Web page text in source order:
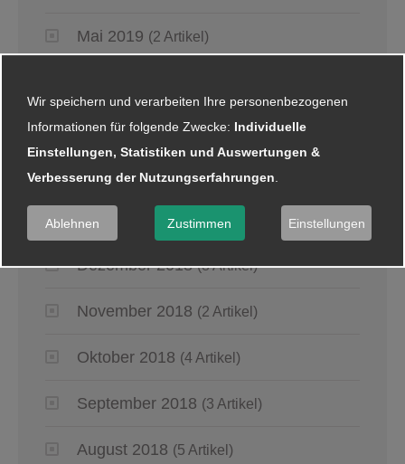
Mai 2019 (2 Artikel)
März 2019 (6 Artikel)
Januar 2019 (5 Artikel)
2018
Dezember 2018 (8 Artikel)
November 2018 (2 Artikel)
Oktober 2018 (4 Artikel)
September 2018 (3 Artikel)
August 2018 (5 Artikel)
Wir speichern und verarbeiten Ihre personenbezogenen
Informationen für folgende Zwecke: Individuelle
Einstellungen, Statistiken und Auswertungen &
Verbesserung der Nutzungserfahrungen.
Ablehnen Zustimmen Einstellungen